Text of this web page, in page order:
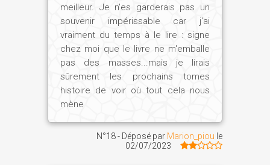
intermédiaire s'affirma le Moyen Empire,
qui se compose de deux dynasties, la
XIe et la XIIe – à laquelle appartient
Sésostris III (vers 1878-1797 av. J.-C.).
Sans nul doute, il s'agit d'un deuxième
âge d'or de la civilisation égyptienne,
mais beaucoup moins spectaculaire que
La plupart des monuments ont
malheureusement été détruits, et de
meilleur. Je n'es garderais pas un
souvenir impérissable car j'ai
vraiment du temps à le lire : signe
chez moi que le livre ne m'emballe
pas des masses...mais je lirais
sûrement les prochains tomes
histoire de voir où tout cela nous
mène
N°18 - Déposé par Marion_piou le
02/07/2023